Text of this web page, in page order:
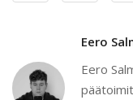
Eero
Eero